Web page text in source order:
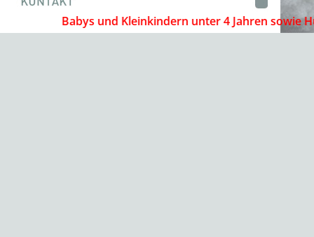
Babys und Kleinkindern unter 4 Jahren sowie